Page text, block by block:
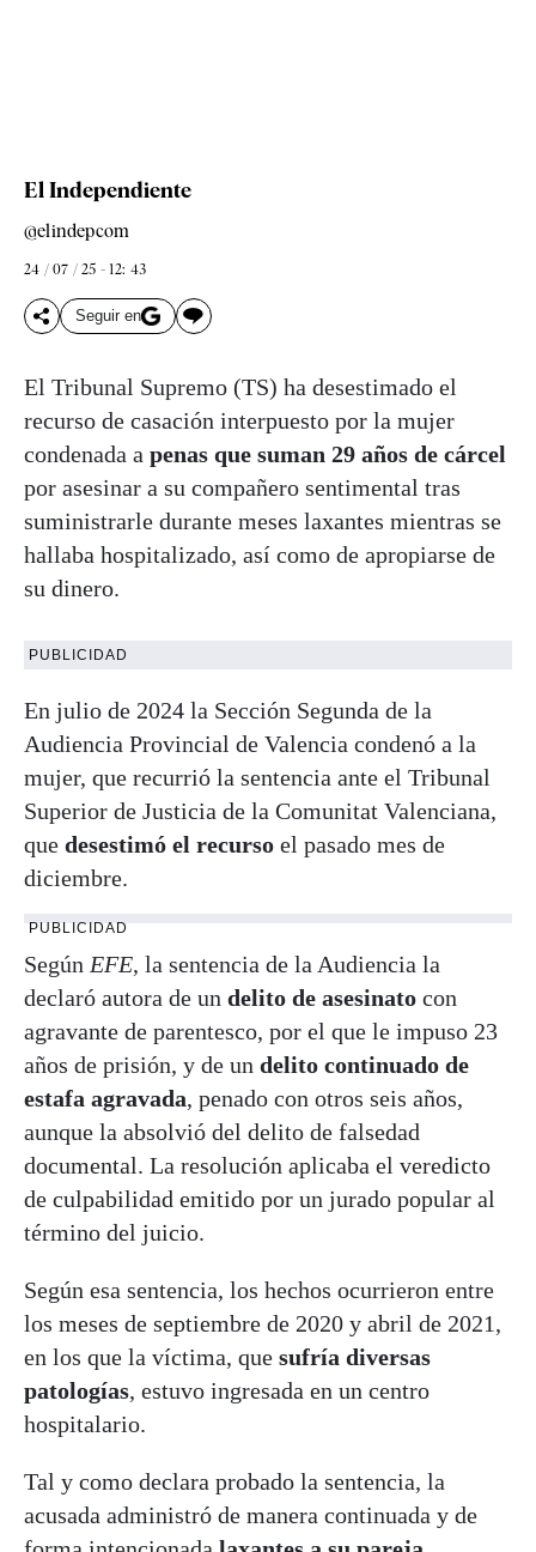
El Independiente
@elindepcom
24 / 07 / 25 - 12: 43
Seguir en
El Tribunal Supremo (TS) ha desestimado el
recurso de casación interpuesto por la mujer
condenada a penas que suman 29 años de cárcel
por asesinar a su compañero sentimental tras
suministrarle durante meses laxantes mientras se
hallaba hospitalizado, así como de apropiarse de
su dinero.
PUBLICIDAD
En julio de 2024 la Sección Segunda de la
Audiencia Provincial de Valencia condenó a la
mujer, que recurrió la sentencia ante el Tribunal
Superior de Justicia de la Comunitat Valenciana,
que desestimó el recurso el pasado mes de
diciembre.
PUBLICIDAD
Según EFE, la sentencia de la Audiencia la
declaró autora de un delito de asesinato con
agravante de parentesco, por el que le impuso 23
años de prisión, y de un delito continuado de
estafa agravada, penado con otros seis años,
aunque la absolvió del delito de falsedad
documental. La resolución aplicaba el veredicto
de culpabilidad emitido por un jurado popular al
término del juicio.
Según esa sentencia, los hechos ocurrieron entre
los meses de septiembre de 2020 y abril de 2021,
en los que la víctima, que sufría diversas
patologías, estuvo ingresada en un centro
hospitalario.
Tal y como declara probado la sentencia, la
acusada administró de manera continuada y de